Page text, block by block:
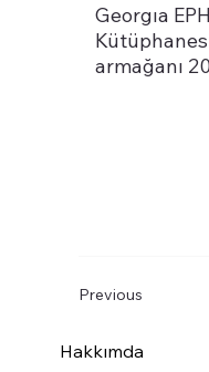
Georgıa
armağanı
Previous
Hakkımda